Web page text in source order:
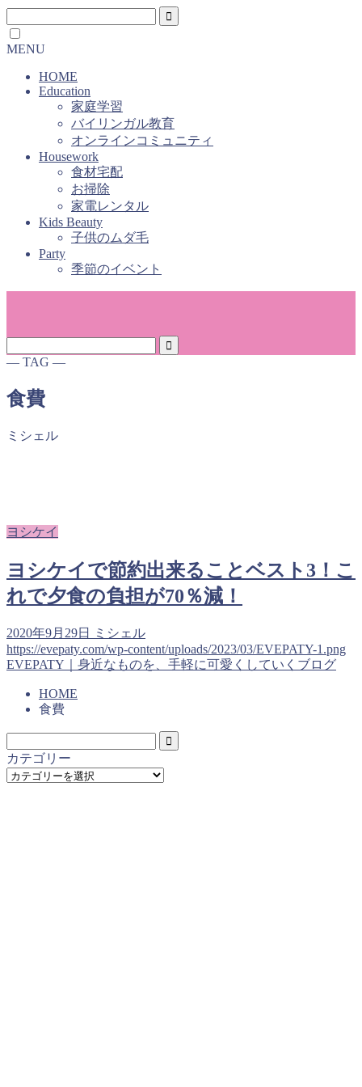
MENU
HOME
Education
家庭学習
バイリンガル教育
オンラインコミュニティ
Housework
食材宅配
お掃除
家電レンタル
Kids Beauty
子供のムダ毛
Party
季節のイベント
― TAG ―
食費
ミシェル
ヨシケイ
ヨシケイで節約出来ることベスト3！こ
れで夕食の負担が70％減！
2020年9月29日
ミシェル
https://evepaty.com/wp-content/uploads/2023/03/EVEPATY-1.png
EVEPATY｜身近なものを、手軽に可愛くしていくブログ
HOME
食費
カテゴリー
カ